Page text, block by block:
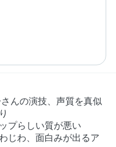
んの演技、声質を真似
プらしい質が悪い
じわ、面白みが出るア